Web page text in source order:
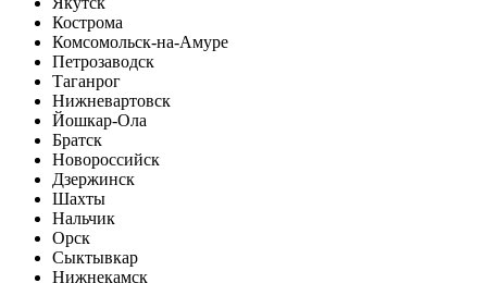
Кострома
Комсомольск-на-Амуре
Петрозаводск
Таганрог
Нижневартовск
Йошкар-Ола
Братск
Новороссийск
Дзержинск
Шахты
Нальчик
Орск
Сыктывкар
Нижнекамск